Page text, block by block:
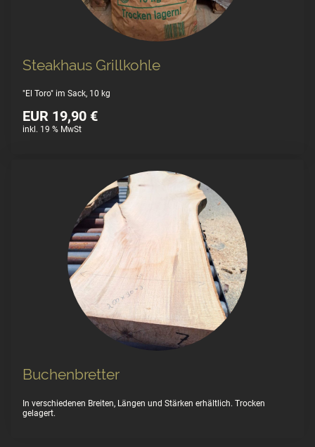
Steakhaus Grillkohle
"El Toro" im Sack, 10 kg
EUR 19,90 €
inkl. 19 % MwSt
Buchenbretter
In verschiedenen Breiten, Längen und Stärken erhältlich. Trocken
gelagert.